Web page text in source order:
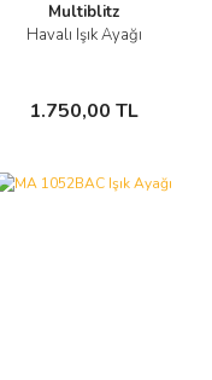
Multiblitz
Havalı Işık Ayağı
1.750,00 TL
Görüntüle
Sepete Ekle